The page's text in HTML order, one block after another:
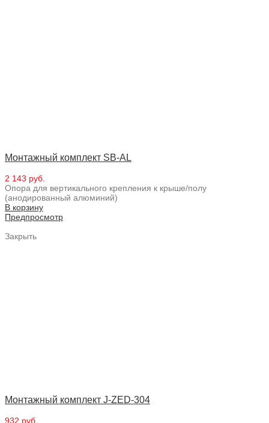
Монтажный комплект SB-AL
2 143 руб.
Опора для вертикального крепления к крыше/полу
(анодированный алюминий)
В корзину
Предпросмотр
Закрыть
Монтажный комплект J-ZED-304
932 руб.